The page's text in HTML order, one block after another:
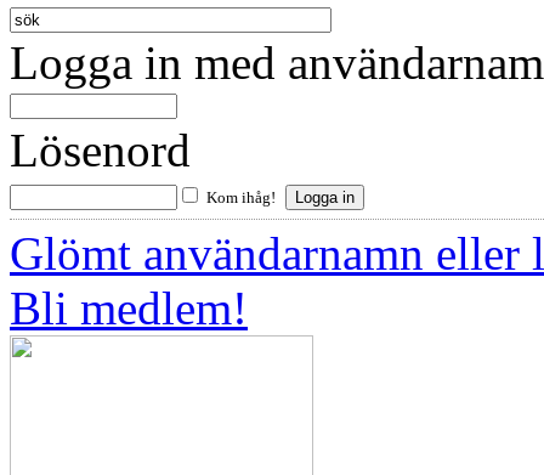
Logga in med
Lösenord
Kom ihåg!
Glömt användarnamn eller
Bli medlem!